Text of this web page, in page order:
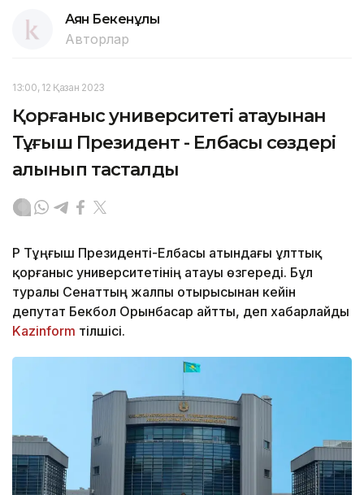
Аян Бекенұлы
Авторлар
13:00, 12 Қазан 2023
Қорғаныс университеті атауынан
Тұңғыш Президент - Елбасы сөздері
алынып тасталды
ҚР Тұңғыш Президенті-Елбасы атындағы ұлттық
қорғаныс университетінің атауы өзгереді. Бұл
туралы Сенаттың жалпы отырысынан кейін
депутат Бекбол Орынбасар айтты, деп хабарлайды
Kazinform тілшісі.